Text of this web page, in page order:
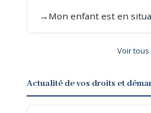
→ Mon enfant est en
Voir
Actualité de vos droits et